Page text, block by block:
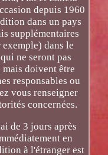
depuis 1960
dans un pays
supplémentaires
dans le
ne seront pas
doivent être
responsables ou
vous renseigner
concernées.
de 3 jours après
en
à l'étranger est